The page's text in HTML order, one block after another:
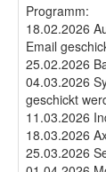
Programm:
18.02.2026
Email
25.02.2026
04.03.2026
geschickt
11.03.2026
18.03.2026
25.03.2026